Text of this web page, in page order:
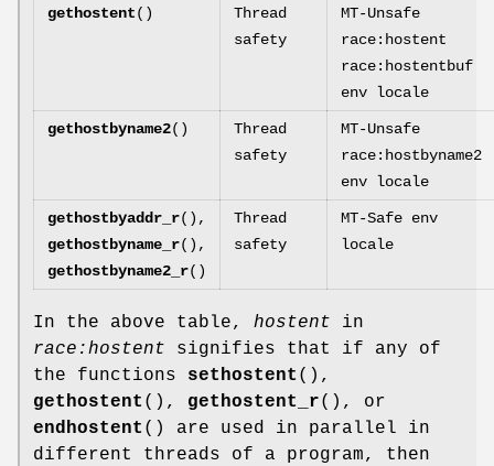
gethostent()
Thread
safety
MT-Unsafe
race:hostent
race:hostentbuf
env locale
gethostbyname2()
Thread
safety
MT-Unsafe
race:hostbyname2
env locale
gethostbyaddr_r(),
gethostbyname_r(),
gethostbyname2_r()
Thread
safety
MT-Safe env
locale
In the above table, hostent in
race:hostent signifies that if any of
the functions sethostent (),
gethostent (), gethostent_r(), or
endhostent () are used in parallel in
different threads of a program, then